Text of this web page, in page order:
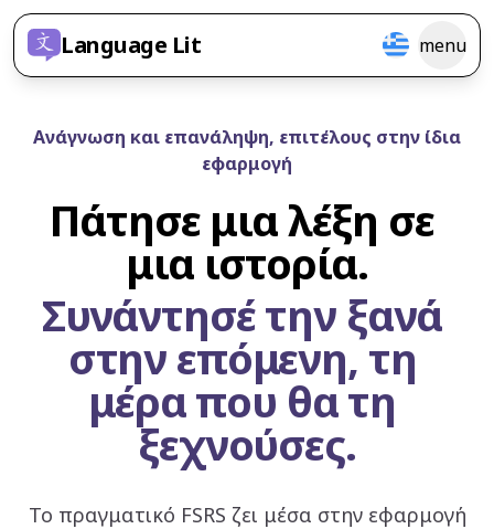
Language Lit menu
Ανάγνωση και επανάληψη, επιτέλους στην ίδια
εφαρμογή
Πάτησε μια λέξη σε
μια ιστορία.
Συνάντησέ την ξανά
στην επόμενη, τη
μέρα που θα τη
ξεχνούσες.
Το πραγματικό FSRS ζει μέσα στην εφαρμογή